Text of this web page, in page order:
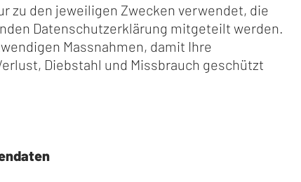
zu den jeweiligen Zwecken verwendet, die
Datenschutzerklärung mitgeteilt werden.
Massnahmen, damit Ihre
Diebstahl und Missbrauch geschützt